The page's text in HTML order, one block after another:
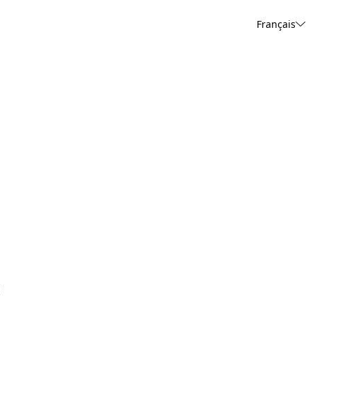
Français